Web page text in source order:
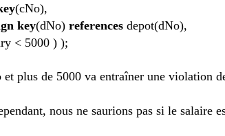
(cNo),
key(dNo) references depot(dNo),
< 5000 ) );
et plus de 5000 va entraîner une violation
nous ne saurions pas si le salaire